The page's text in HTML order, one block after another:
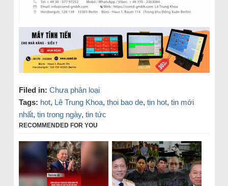
Filed in: Chưa phân loại
Tags: hot, Lê Trung Khoa, thoi bao de, tin hot, tin mới
nhất, tin trong ngày, tin tức
RECOMMENDED FOR YOU